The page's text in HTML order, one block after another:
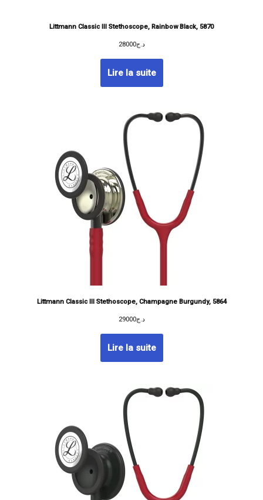
Littmann Classic III Stethoscope, Rainbow Black, 5870
د.ج28000
Lire la suite
Littmann Classic III Stethoscope, Champagne Burgundy, 5864
د.ج29000
Lire la suite